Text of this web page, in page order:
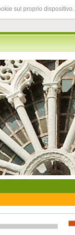
sul proprio dispositivo.